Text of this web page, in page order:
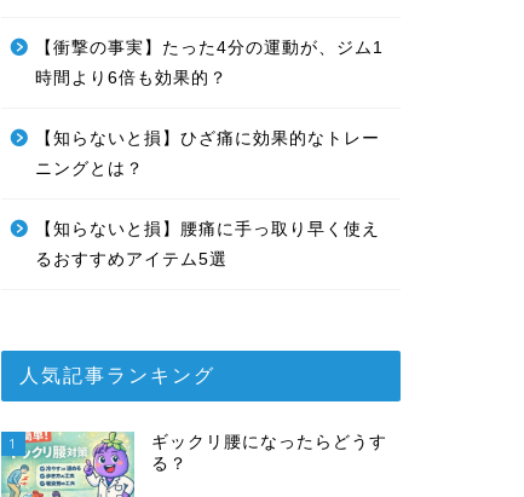
【衝撃の事実】たった4分の運動が、ジム1
時間より6倍も効果的？
【知らないと損】ひざ痛に効果的なトレー
ニングとは？
【知らないと損】腰痛に手っ取り早く使え
るおすすめアイテム5選
人気記事ランキング
1
ギックリ腰になったらどうす
る？